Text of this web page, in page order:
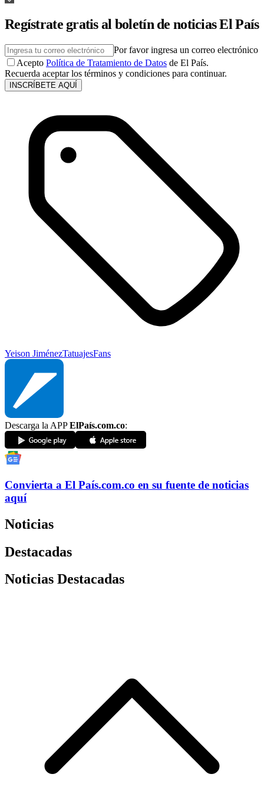
Regístrate gratis al boletín de noticias El País
Por favor ingresa un correo electrónico
Acepto Política de Tratamiento de Datos de El País.
Recuerda aceptar los términos y condiciones para continuar.
INSCRÍBETE AQUÍ
Yeison JiménezTatuajesFans
Descarga la APPElPaís.com.co:
Convierta a El País.com.co en su fuente de noticias
aquí
Noticias
Destacadas
Noticias Destacadas